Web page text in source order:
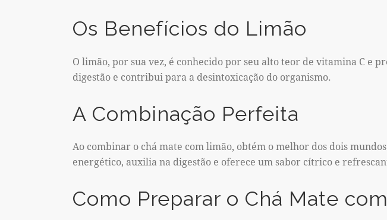
Os Benefícios do Limão
O limão, por sua vez, é conhecido por seu alto teor de vitamina C e
digestão e contribui para a desintoxicação do organismo.
A Combinação Perfeita
Ao combinar o chá mate com limão, obtém o melhor dos dois
energético, auxilia na digestão e oferece um sabor cítrico e
Como Preparar o Chá Mate